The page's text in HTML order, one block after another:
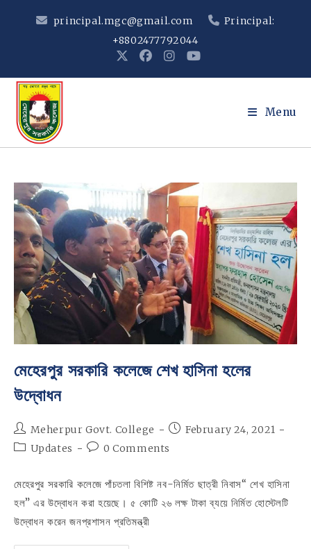
principal.mgc@gmail.com
Principal:
+8802477792044
Menu
মেহেরপুর সরকারি কলেজে শেখ হাসিনা হলের
উদ্বোধন
Post
author:
Meherpur Govt. College
PostFebruary 24, 2021
PostUpdates
Post0 Comments
মেহেরপুর সরকারি কলেজে পাঁচতলা বিশিষ্ট নব-নির্মিত ছাত্রী নিবাস“ শেখ হাসিনা
হল” এর উদ্বোধন করা হয়েছে। ৫ কোটি ২৬ লক্ষ টাকা ব্যয়ে নির্মিত হোস্টেলটি
উদ্বোধন করেন জনপ্রশাসন প্রতিমন্ত্রী